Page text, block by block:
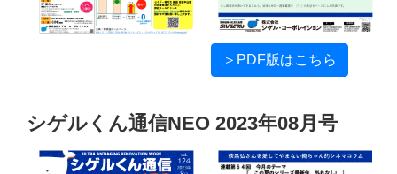
＞PDF版はこちら
シゲルくん通信NEO 2023年08月号